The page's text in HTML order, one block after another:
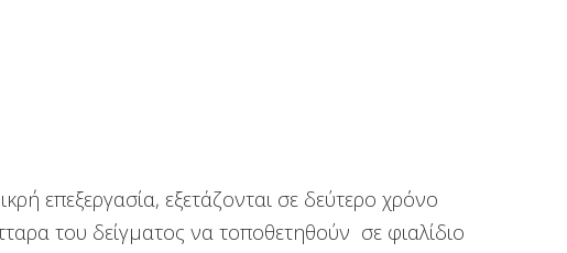
επεξεργασία, εξετάζονται σε δεύτερο χρόνο
του δείγματος να τοποθετηθούν σε φιαλίδιο